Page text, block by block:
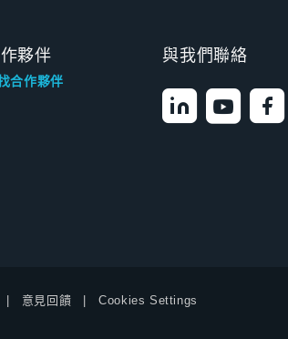
夥伴
合作夥伴
與我們聯絡
意見回饋 Cookies Settings